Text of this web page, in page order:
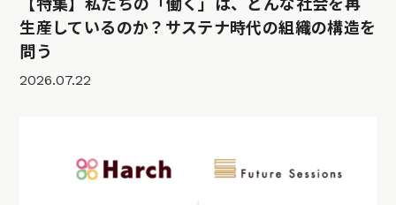
【特集】私たちの「働く」は、どんな社会を再
生産しているのか？サステナ時代の組織の構造を
問う
2026.07.22